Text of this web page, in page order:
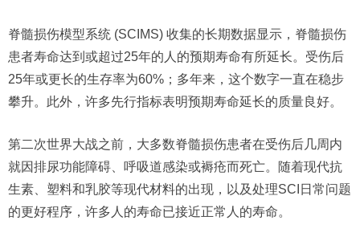
脊髓损伤模型系统 (SCIMS) 收集的长期数据显示，脊髓损伤
患者寿命达到或超过25年的人的预期寿命有所延长。受伤后
25年或更长的生存率为60%；多年来，这个数字一直在稳步
攀升。此外，许多先行指标表明预期寿命延长的质量良好。
第二次世界大战之前，大多数脊髓损伤患者在受伤后几周内
就因排尿功能障碍、呼吸道感染或褥疮而死亡。随着现代抗
生素、塑料和乳胶等现代材料的出现，以及处理SCI日常问题
的更好程序，许多人的寿命已接近正常人的寿命。